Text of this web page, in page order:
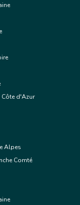
Côte d'Azur
Alpes
Comté